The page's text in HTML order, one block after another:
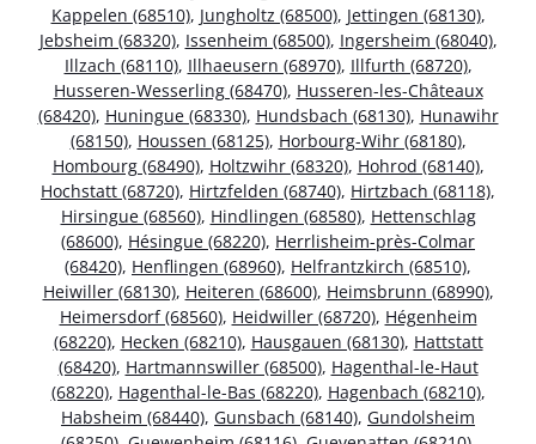
Kappelen (68510), Jungholtz (68500), Jettingen (68130),
Jebsheim (68320), Issenheim (68500), Ingersheim (68040),
Illzach (68110), Illhaeusern (68970), Illfurth (68720),
Husseren-Wesserling (68470), Husseren-les-Châteaux
(68420), Huningue (68330), Hundsbach (68130), Hunawihr
(68150), Houssen (68125), Horbourg-Wihr (68180),
Hombourg (68490), Holtzwihr (68320), Hohrod (68140),
Hochstatt (68720), Hirtzfelden (68740), Hirtzbach (68118),
Hirsingue (68560), Hindlingen (68580), Hettenschlag
(68600), Hésingue (68220), Herrlisheim-près-Colmar
(68420), Henflingen (68960), Helfrantzkirch (68510),
Heiwiller (68130), Heiteren (68600), Heimsbrunn (68990),
Heimersdorf (68560), Heidwiller (68720), Hégenheim
(68220), Hecken (68210), Hausgauen (68130), Hattstatt
(68420), Hartmannswiller (68500), Hagenthal-le-Haut
(68220), Hagenthal-le-Bas (68220), Hagenbach (68210),
Habsheim (68440), Gunsbach (68140), Gundolsheim